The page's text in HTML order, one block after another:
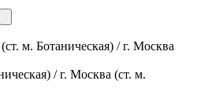
м. Ботаническая) / г. Москва
/ г. Москва (ст. м.